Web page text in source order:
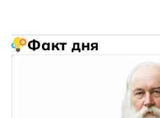
Факт дня